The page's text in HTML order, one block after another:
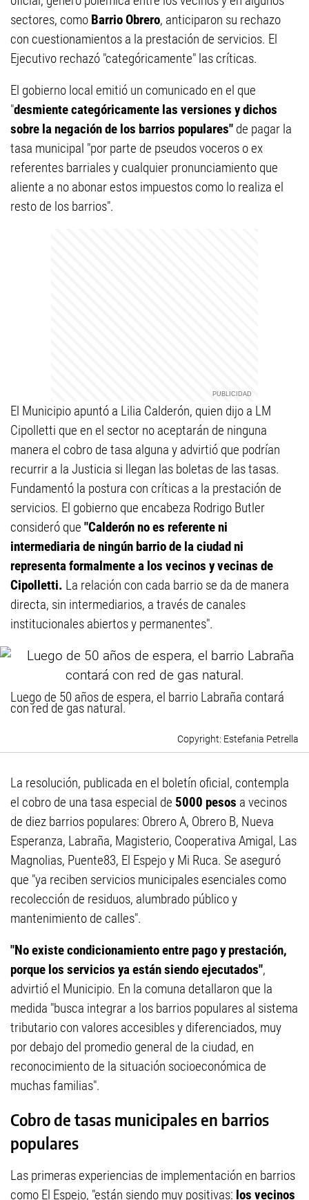
sectores, como Barrio Obrero, anticiparon su rechazo
con cuestionamientos a la prestación de servicios. El
Ejecutivo rechazó "categóricamente" las críticas.
El gobierno local emitió un comunicado en el que
"desmiente categóricamente las versiones y dichos
sobre la negación de los barrios populares" de pagar la
tasa municipal "por parte de pseudos voceros o ex
referentes barriales y cualquier pronunciamiento que
aliente a no abonar estos impuestos como lo realiza el
resto de los barrios".
El Municipio apuntó a Lilia Calderón, quien dijo a LM
Cipolletti que en el sector no aceptarán de ninguna
manera el cobro de tasa alguna y advirtió que podrían
recurrir a la Justicia si llegan las boletas de las tasas.
Fundamentó la postura con críticas a la prestación de
servicios. El gobierno que encabeza Rodrigo Butler
consideró que "Calderón no es referente ni
intermediaria de ningún barrio de la ciudad ni
representa formalmente a los vecinos y vecinas de
Cipolletti. La relación con cada barrio se da de manera
directa, sin intermediarios, a través de canales
institucionales abiertos y permanentes".
Luego de 50 años de espera, el barrio Labraña contará
con red de gas natural.
Estefania Petrella
La resolución, publicada en el boletín oficial, contempla
el cobro de una tasa especial de 5000 pesos a vecinos
de diez barrios populares: Obrero A, Obrero B, Nueva
Esperanza, Labraña, Magisterio, Cooperativa Amigal, Las
Magnolias, Puente83, El Espejo y Mi Ruca. Se aseguró
que "ya reciben servicios municipales esenciales como
recolección de residuos, alumbrado público y
mantenimiento de calles".
"No existe condicionamiento entre pago y prestación,
porque los servicios ya están siendo ejecutados",
advirtió el Municipio. En la comuna detallaron que la
medida "busca integrar a los barrios populares al sistema
tributario con valores accesibles y diferenciados, muy
por debajo del promedio general de la ciudad, en
reconocimiento de la situación socioeconómica de
muchas familias".
Cobro de tasas municipales en barrios
populares
Las primeras experiencias de implementación en barrios
como El Espejo, "están siendo muy positivas: los vecinos